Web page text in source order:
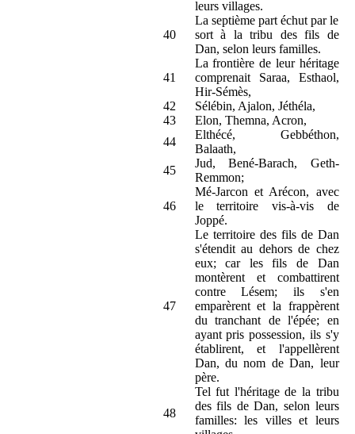
leurs villages.
40
La septième part échut par le
sort à la tribu des fils de
Dan, selon leurs familles.
41
La frontière de leur héritage
comprenait Saraa, Esthaol,
Hir-Sémès,
42
Sélébin, Ajalon, Jéthéla,
43
Elon, Themna, Acron,
44
Elthécé, Gebbéthon,
Balaath,
45
Jud, Bené-Barach, Geth-
Remmon;
46
Mé-Jarcon et Arécon, avec
le territoire vis-à-vis de
Joppé.
47
Le territoire des fils de Dan
s'étendit au dehors de chez
eux; car les fils de Dan
montèrent et combattirent
contre Lésem; ils s'en
emparèrent et la frappèrent
du tranchant de l'épée; en
ayant pris possession, ils s'y
établirent, et l'appellèrent
Dan, du nom de Dan, leur
père.
48
Tel fut l'héritage de la tribu
des fils de Dan, selon leurs
familles: les villes et leurs